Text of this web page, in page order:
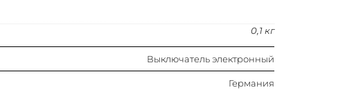
0,1 кг
Выключатель электронный
Германия